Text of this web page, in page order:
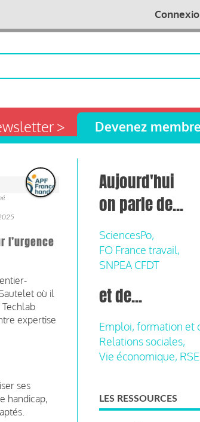
> Devenez membre
l’urgence
où il
expertise
ses
handicap,
Aujourd'hui
on parle de...
SciencesPo,
FO France travail,
SNPEA CFDT
et de...
Emploi, formation et
Relations sociales,
Vie économique,
LES RESSOURCES